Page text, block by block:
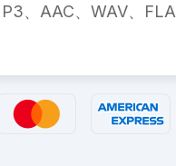
、AAC、WAV、